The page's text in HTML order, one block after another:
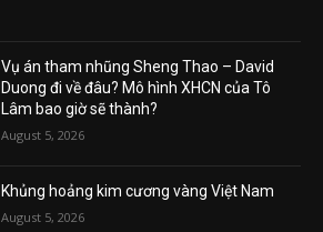
Vụ án tham nhũng Sheng Thao – David
Duong đi về đâu? Mô hình XHCN của Tô
Lâm bao giờ sẽ thành?
August 5, 2026
Khủng hoảng kim cương vàng Việt Nam
August 5, 2026